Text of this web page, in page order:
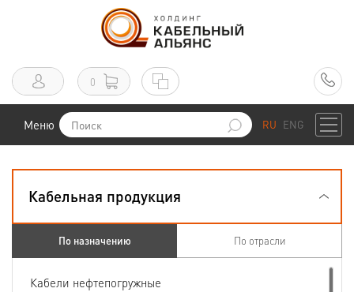
0
Меню RU ENG
Кабельная продукция
По назначению По отрасли
Кабели нефтепогружные